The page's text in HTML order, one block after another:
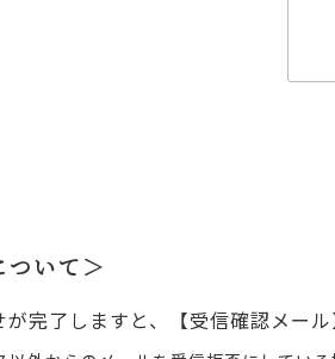
ついて＞
が完了しますと、【受信確認メー